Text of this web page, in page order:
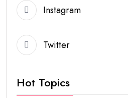
Instagram
Twitter
Hot Topics